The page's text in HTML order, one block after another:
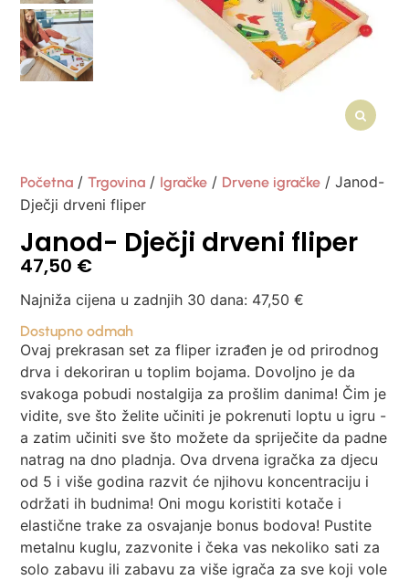
Početna /Trgovina / Igračke / Drvene igračke / Janod-
Dječji drveni fliper
Janod- Dječji drveni fliper
47,50 €
Najniža cijena u zadnjih 30 dana: 47,50€
Dostupno odmah
Ovaj prekrasan set za fliper izrađen je od prirodnog
drva i dekoriran u toplim bojama. Dovoljno je da
svakoga pobudi nostalgija za prošlim danima! Čim je
vidite, sve što želite učiniti je pokrenuti loptu u igru ​​-
a zatim učiniti sve što možete da spriječite da padne
natrag na dno pladnja. Ova drvena igračka za djecu
od 5 i više godina razvit će njihovu koncentraciju i
održati ih budnima! Oni mogu koristiti kotače i
elastične trake za osvajanje bonus bodova! Pustite
metalnu kuglu, zazvonite i čeka vas nekoliko sati za
solo zabavu ili zabavu za više igrača za sve koji vole